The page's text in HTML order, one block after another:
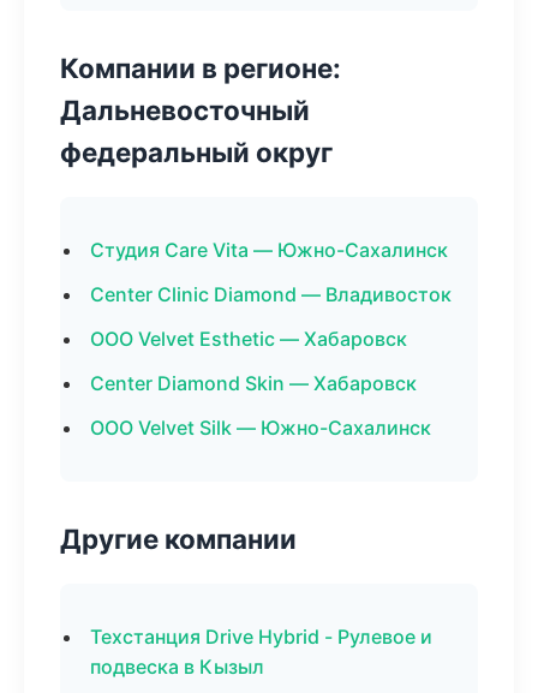
Компании в регионе:
Дальневосточный
федеральный округ
Студия Care Vita — Южно-Сахалинск
Center Clinic Diamond — Владивосток
ООО Velvet Esthetic — Хабаровск
Center Diamond Skin — Хабаровск
ООО Velvet Silk — Южно-Сахалинск
Другие компании
Техстанция Drive Hybrid - Рулевое и
подвеска в Кызыл